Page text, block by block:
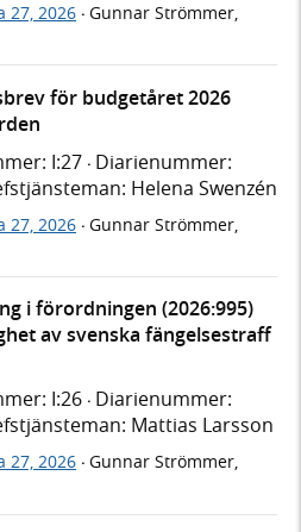
27, 2026 · Gunnar Strömmer,
för budgetåret 2026
I:27 · Diarienummer:
Helena Swenzén
27, 2026 · Gunnar Strömmer,
i förordningen (2026:995)
av svenska fängelsestraff
I:26 · Diarienummer:
Mattias Larsson
27, 2026 · Gunnar Strömmer,